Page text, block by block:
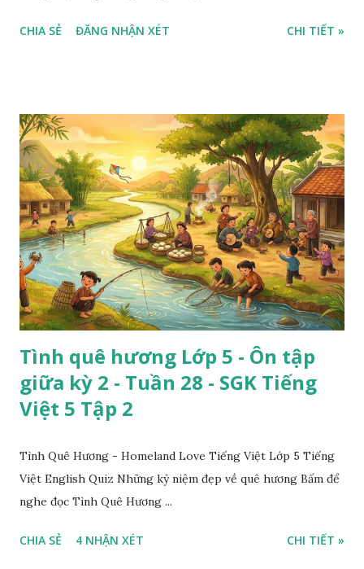
CHIA SẺ ĐĂNG NHẬN XÉT CHI TIẾT »
Tình quê hương Lớp 5 - Ôn tập
giữa kỳ 2 - Tuần 28 - SGK Tiếng
Việt 5 Tập 2
Tình Quê Hương - Homeland Love Tiếng Việt Lớp 5 Tiếng
Việt English Quiz Những kỷ niệm đẹp về quê hương Bấm để
nghe đọc Tình Quê Hương ...
CHIA SẺ 4 NHẬN XÉT CHI TIẾT »